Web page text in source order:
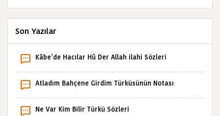
Son Yazılar
Kâbe’de Hacılar Hû Der Allah ilahi Sözleri
Atladım Bahçene Girdim Türküsünün Notası
Ne Var Kim Bilir Türkü Sözleri